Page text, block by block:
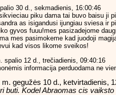
30 d., sekmadienis, 16:00:46
piku dama tai buvo baisu ji
as isigandusi ijungiau sviesa ir
gyvos fuuu!mes pasizadejome
mes pasimokeme kad juodoji
kad visos likome sveikos!
spalio 12 d., trečiadienis, 09:40:16
informacija perduodama ne
gegužės 10 d., ketvirtadienis,
buti. Kodel Abraomas cis